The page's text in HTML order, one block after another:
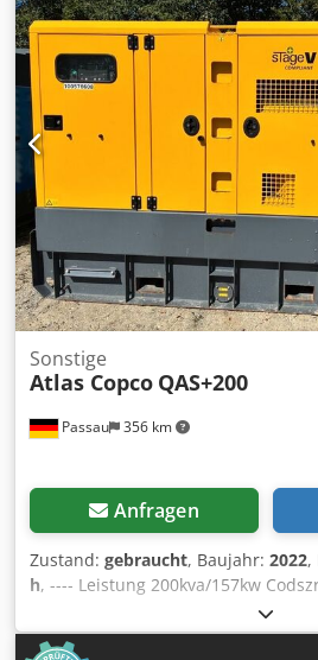
Betriebsdruck: 11bar,
Leistungsbedarf: 4,0kW. 2) 3x
630-150, Baujahr: 1995, max.
Hubvolumenstrom: 630l/min,
Kompressor Atlas Copco LT mit
Betriebsdruck: 15bar. 6)
Behälterbau, Volumen: 350l,
Betriebsdruck: 16bar,
Eine Besichtigung vor Ort ist
Acteha
Passau 356 km
Sonstige
Atlas Copco QAS+200
Anfragen
Zustand: gebraucht, Baujahr: 2022,
h, ---- Leistung 200kva/157kw
Liter Kraftstofftank 3242 h, BJ 12/
32-16A + DS